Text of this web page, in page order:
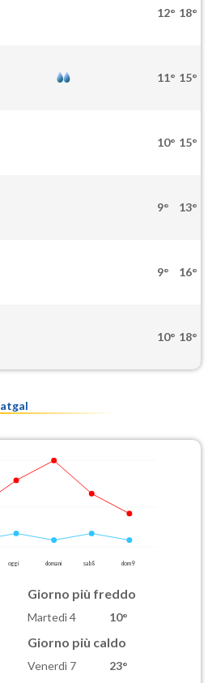
12° 18°
11° 15°
10° 15°
9° 13°
9° 16°
10° 18°
oggi domani sab 8 dom 9
Giorno più freddo
Martedì 4 10°
Giorno più caldo
Venerdì 7 23°